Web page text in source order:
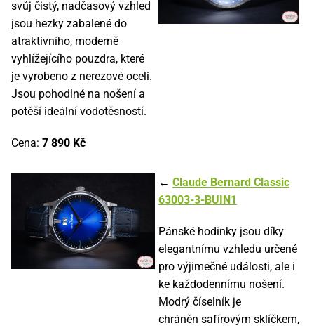
svůj čistý, nadčasový vzhled
jsou hezky zabalené do
atraktivního, moderně
vyhlížejícího pouzdra, které
je vyrobeno z nerezové oceli.
Jsou pohodlné na nošení a
potěší ideální vodotěsností.
Cena: 7 890 Kč
← Claude Bernard Classic
63003-3-BUIN1
Pánské hodinky jsou díky
elegantnímu vzhledu určené
pro výjimečné události, ale i
ke každodennímu nošení.
Modrý číselník je
chráněn safírovým sklíčkem,